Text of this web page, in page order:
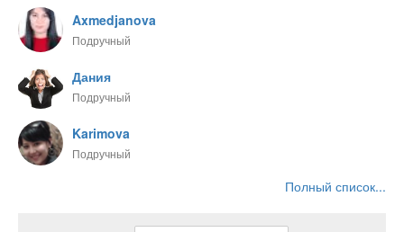
Axmedjanova
Подручный
Дания
Подручный
Karimova
Подручный
Полный список...